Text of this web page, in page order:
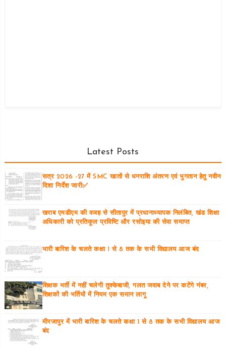
Latest Posts
सत्र 2026 -27 में SMC खातों से धनराशि अंतरण एवं भुगतान हेतु नवीन
दिशा निर्देश जारी✅
खराब एमडीएम की वजह से सीतापुर में प्रधानाध्यापक निलंबित, खंड शिक्षा
अधिकारी को प्रतिकूल प्रविष्टि और रसोइया की सेवा समाप्त
भारी बारिश के चलते कक्षा 1 से 8 तक के सभी विद्यालय आज बंद
शिक्षक भर्ती में नहीं चलेगी तुक्केबाजी, गलत जवाब देने पर कटेंगे नंबर,
शिक्षकों की भर्तियों में नियम एक समान लागू
मीरजापुर में भारी बारिश के चलते कक्षा 1 से 8 तक के सभी विद्यालय आज
बंद